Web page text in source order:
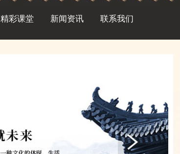
精彩课堂 新闻资讯 联系我们